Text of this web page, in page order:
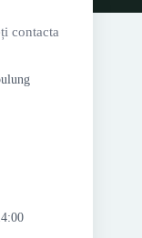
contacta